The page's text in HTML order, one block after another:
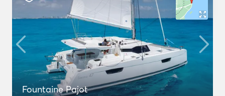
Fountaine Pajot